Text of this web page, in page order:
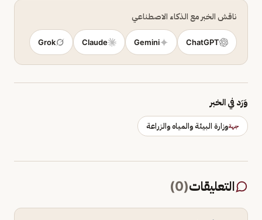
ناقش الخبر مع الذكاء الاصطناعي
ChatGPT
Gemini
Claude
Grok
وَرَد في الخبر
جهةوزارة البيئة والمياه والزراعة
التعليقات(
0
)